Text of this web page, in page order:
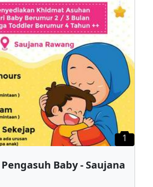
1
Baby - Saujana